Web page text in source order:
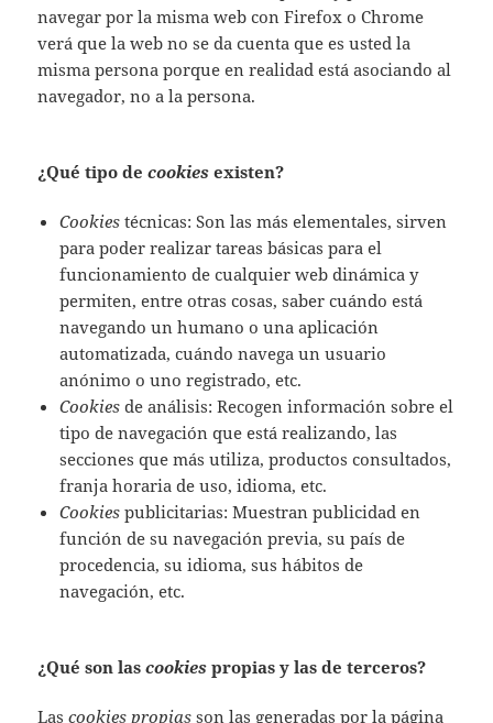
navegar por la misma web con Firefox o Chrome
verá que la web no se da cuenta que es usted la
misma persona porque en realidad está asociando al
navegador, no a la persona.
¿Qué tipo decookies existen?
Cookies técnicas: Son las más elementales, sirven
para poder realizar tareas básicas para el
funcionamiento de cualquier web dinámica y
permiten, entre otras cosas, saber cuándo está
navegando un humano o una aplicación
automatizada, cuándo navega un usuario
anónimo o uno registrado, etc.
Cookies de análisis: Recogen información sobre el
tipo de navegación que está realizando, las
secciones que más utiliza, productos consultados,
franja horaria de uso, idioma, etc.
Cookies publicitarias: Muestran publicidad en
función de su navegación previa, su país de
procedencia, su idioma, sus hábitos de
navegación, etc.
¿Qué son lascookies propias y las de terceros?
Lascookies propias son las generadas por la página